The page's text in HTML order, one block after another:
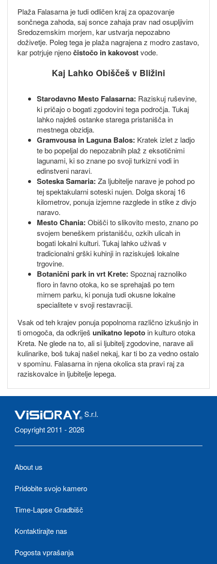
Plaža Falasarna je tudi odličen kraj za opazovanje
sončnega zahoda, saj sonce zahaja prav nad osupljivim
Sredozemskim morjem, kar ustvarja nepozabno
doživetje. Poleg tega je plaža nagrajena z modro zastavo,
kar potrjuje njenočistočo in kakovostvode.
Kaj Lahko Obiščeš v Bližini
Starodavno Mesto Falasarna: Raziskuj ruševine,
ki pričajo o bogati zgodovini tega področja. Tukaj
lahko najdeš ostanke starega pristanišča in
mestnega obzidja.
Gramvousa in Laguna Balos: Kratek izlet z ladjo
te bo popeljal do nepozabnih plaž z eksotičnimi
lagunami, ki so znane po svoji turkizni vodi in
edinstveni naravi.
Soteska Samaria: Za ljubitelje narave je pohod po
tej spektakularni soteski nujen. Dolga skoraj 16
kilometrov, ponuja izjemne razglede in stike z divjo
naravo.
Mesto Chania: Obišči to slikovito mesto, znano po
svojem beneškem pristanišču, ozkih ulicah in
bogati lokalni kulturi. Tukaj lahko uživaš v
tradicionalni grški kuhinji in raziskuješ lokalne
trgovine.
Botanični park in vrt Krete: Spoznaj raznoliko
floro in favno otoka, ko se sprehajaš po tem
mirnem parku, ki ponuja tudi okusne lokalne
specialitete v svoji restavraciji.
Vsak od teh krajev ponuja popolnoma različno izkušnjo in
ti omogoča, da odkriješ unikatno lepoto in kulturo otoka
Kreta. Ne glede na to, ali si ljubitelj zgodovine, narave ali
kulinarike, boš tukaj našel nekaj, kar ti bo za vedno ostalo
v spominu. Falasarna in njena okolica sta pravi raj za
raziskovalce in ljubitelje lepega.
S.r.l.
Copyright 2011 - 2026
About us
Pridobite svojo kamero
Time-Lapse Gradbišč
Kontaktirajte nas
Pogosta vprašanja